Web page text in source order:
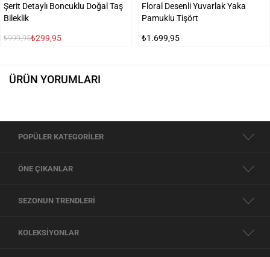
Şerit Detaylı Boncuklu Doğal Taş
Bileklik
₺999,95₺299,95
Floral Desenli Yuvarlak Yaka
Pamuklu Tişört
₺1.699,95
ÜRÜN YORUMLARI
POPÜLER KATEGORİLER
ÖNE ÇIKANLAR
SEZONUN TRENDLERİ
KOLEKSİYONLAR